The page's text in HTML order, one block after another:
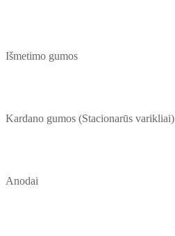
Išmetimo gumos
Kardano gumos (Stacionarūs varikliai)
Anodai